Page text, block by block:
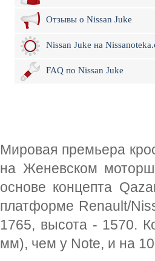
Отзывы о Nissan Juke
Nissan Juke на
FAQ по Nissan Juke
Мировая премьера
на Женевском
основе концепта
платформе Renault/
1765, высота - 1570.
мм), чем у Note, и на